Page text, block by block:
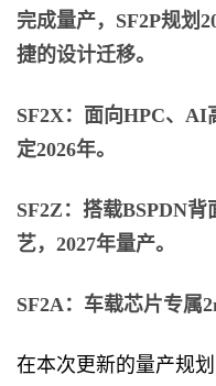
完成量产，SF2P规划
捷的设计迁移。
SF2X：面向HPC、AI
定2026年。
SF2Z：搭载BSPDN
艺，2027年量产。
SF2A：车载芯片专属
在本次更新的量产规